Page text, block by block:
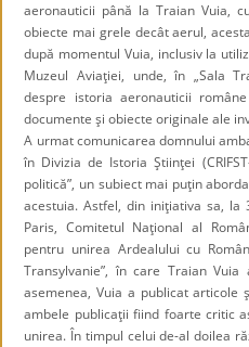
aeronauticii până la Traian Vuia,
obiecte mai grele decât aerul,
după momentul Vuia, inclusiv la
Muzeul Aviaţiei, unde, în „Sala
despre istoria aeronauticii
documente şi obiecte originale ale
A urmat comunicarea domnului
în Divizia de Istoria Ştiinţei
politică”, un subiect mai puţin
acestuia. Astfel, din iniţiativa sa,
Paris, Comitetul Naţional al
pentru unirea Ardealului cu
Transylvanie”, în care Traian Vuia
asemenea, Vuia a publicat
ambele publicaţii fiind foarte critic
unirea.În timpul celui de-al doilea